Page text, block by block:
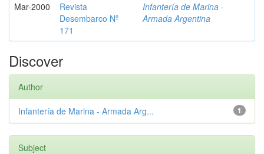
Mar-2000
Revista
Desembarco Nº
171
Infantería de Marina -
Armada Argentina
Discover
Author
1
Infantería de Marina - Armada Arg...
Subject